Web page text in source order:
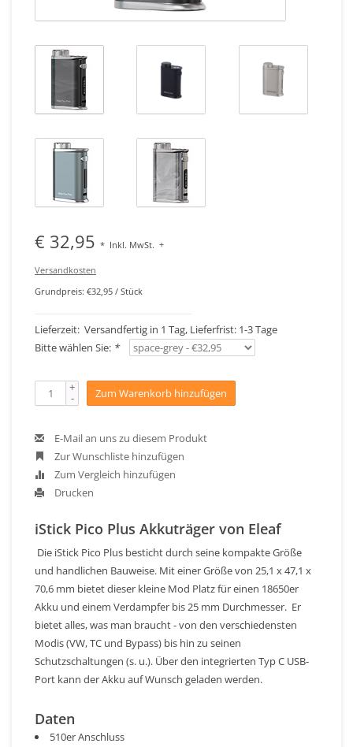
€ 32,95 * Inkl. MwSt. +
Versandkosten
Grundpreis: €32,95 / Stück
Lieferzeit: Versandfertig in 1 Tag, Lieferfrist: 1-3 Tage
Bitte wählen Sie: *
+
- Zum Warenkorb hinzufügen
E-Mail an uns zu diesem Produkt
Zur Wunschliste hinzufügen
Zum Vergleich hinzufügen
Drucken
iStick Pico Plus Akkuträger von Eleaf
Die iStick Pico Plus besticht durch seine kompakte Größe
und handlichen Bauweise. Mit einer Größe von 25,1 x 47,1 x
70,6 mm bietet dieser kleine Mod Platz für einen 18650er
Akku und einem Verdampfer bis 25 mm Durchmesser. Er
bietet alles, was man braucht - von den verschiedensten
Modis (VW, TC und Bypass) bis hin zu seinen
Schutzschaltungen (s. u.). Über den integrierten Typ C USB-
Port kann der Akku auf Wunsch geladen werden.
Daten
510er Anschluss